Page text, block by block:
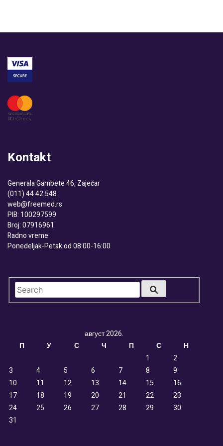
Kontakt
Generala Gambete 46, Zaječar
(011) 44 42 548
web@freemed.rs
PIB: 100297599
Broj: 07916961
Radno vreme:
Ponedeljak-Petak od 08:00-16:00
август 2026.
П
У С Ч П С
Н
1
2
3
4 5 6 7 8
9
10
11 12 13 14 15
16
17
18 19 20 21 22
23
24
25 26 27 28 29
30
31